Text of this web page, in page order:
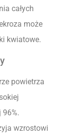
całych
może
kwiatowe.
powietrza
wzrostowi